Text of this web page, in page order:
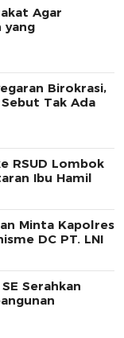
Agar
yang
Birokrasi,
Tak Ada
RSUD Lombok
Ibu Hamil
Minta Kapolres
DC PT. LNI
Serahkan